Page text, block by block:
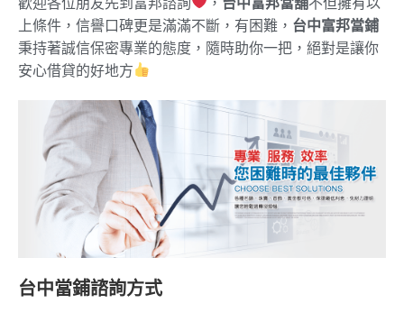
上條件，信譽口碑更是滿滿不斷，有困難， 台中富邦當鋪
秉持著誠信保密專業的態度，隨時助你一把，絕對是讓你
安心借貸的好地方
台中當鋪諮詢方式